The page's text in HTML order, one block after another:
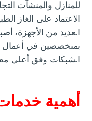
للمنازل والمنشآت
الاعتماد على الغاز
العديد من الأجهزة،
بمتخصصين في أعمال
الشبكات وفق أعلى
أهمية